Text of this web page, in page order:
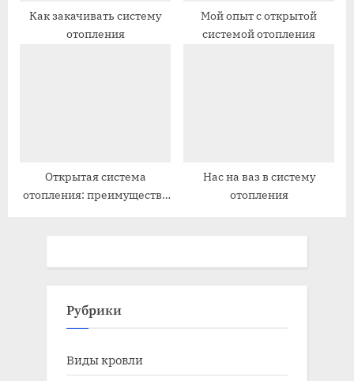
Как закачивать систему
отопления
Мой опыт с открытой
системой отопления
Открытая система
отопления: преимущества
Нас на ваз в систему
отопления
Рубрики
Виды кровли